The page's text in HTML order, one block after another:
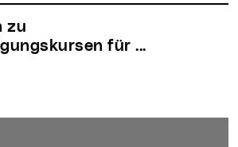
für ...